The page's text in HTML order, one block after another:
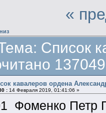
«
Список
кавалеров ордена
:14 Февраля 2019, 01:41:06 »
Фоменко Петр